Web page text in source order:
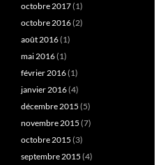
octobre 2017(1)
octobre 2016(2)
août 2016(1)
mai 2016(1)
février 2016(1)
janvier 2016(4)
décembre 2015 (5)
novembre 2015 (7)
octobre 2015 (3)
septembre 2015 (4)